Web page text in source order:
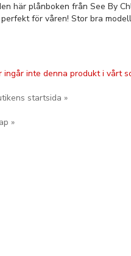
här plånboken från See By
för våren! Stor bra
ingår inte denna produkt i vårt
startsida »
»